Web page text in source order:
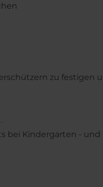
zu festigen
bei Kindergarten - und